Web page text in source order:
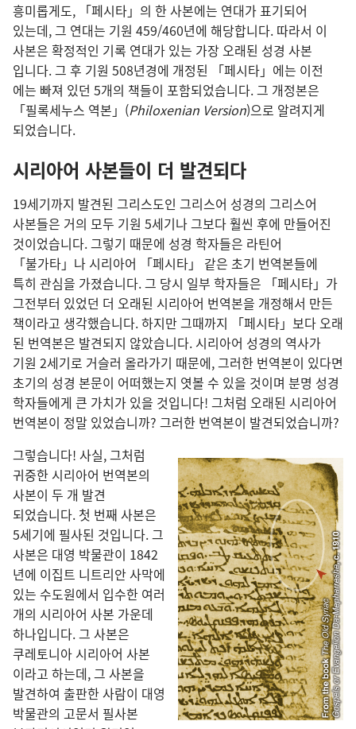
흥미롭게도, 「페시타」의 한 사본에는 연대가 표기되어
있는데, 그 연대는 기원 459/460년에 해당합니다. 따라서 이
사본은 확정적인 기록 연대가 있는 가장 오래된 성경 사본
입니다. 그 후 기원 508년경에 개정된 「페시타」에는 이전
에는 빠져 있던 5개의 책들이 포함되었습니다. 그 개정본은
「필록세누스 역본」(Philoxenian Version)으로 알려지게
되었습니다.
시리아어 사본들이 더 발견되다
19세기까지 발견된 그리스도인 그리스어 성경의 그리스어
사본들은 거의 모두 기원 5세기나 그보다 훨씬 후에 만들어진
것이었습니다. 그렇기 때문에 성경 학자들은 라틴어
「불가타」나 시리아어 「페시타」 같은 초기 번역본들에
특히 관심을 가졌습니다. 그 당시 일부 학자들은 「페시타」가
그전부터 있었던 더 오래된 시리아어 번역본을 개정해서 만든
책이라고 생각했습니다. 하지만 그때까지 「페시타」보다 오래
된 번역본은 발견되지 않았습니다. 시리아어 성경의 역사가
기원 2세기로 거슬러 올라가기 때문에, 그러한 번역본이 있다면
초기의 성경 본문이 어떠했는지 엿볼 수 있을 것이며 분명 성경
학자들에게 큰 가치가 있을 것입니다! 그처럼 오래된 시리아어
번역본이 정말 있었습니까? 그러한 번역본이 발견되었습니까?
그렇습니다! 사실, 그처럼
귀중한 시리아어 번역본의
사본이 두 개 발견
되었습니다. 첫 번째 사본은
5세기에 필사된 것입니다. 그
사본은 대영 박물관이 1842
년에 이집트 니트리안 사막에
있는 수도원에서 입수한 여러
개의 시리아어 사본 가운데
하나입니다. 그 사본은
쿠레토니아 시리아어 사본
이라고 하는데, 그 사본을
발견하여 출판한 사람이 대영
박물관의 고문서 필사본